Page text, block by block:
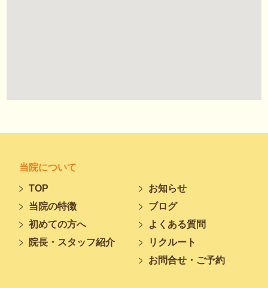
当院について
TOP
当院の特徴
初めての方へ
院長・スタッフ紹介
お知らせ
ブログ
よくある質問
リクルート
お問合せ・ご予約